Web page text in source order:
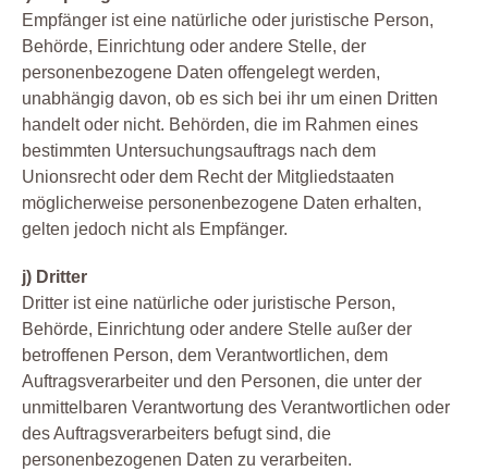
Empfänger ist eine natürliche oder juristische Person,
Behörde, Einrichtung oder andere Stelle, der
personenbezogene Daten offengelegt werden,
unabhängig davon, ob es sich bei ihr um einen Dritten
handelt oder nicht. Behörden, die im Rahmen eines
bestimmten Untersuchungsauftrags nach dem
Unionsrecht oder dem Recht der Mitgliedstaaten
möglicherweise personenbezogene Daten erhalten,
gelten jedoch nicht als Empfänger.
j) Dritter
Dritter ist eine natürliche oder juristische Person,
Behörde, Einrichtung oder andere Stelle außer der
betroffenen Person, dem Verantwortlichen, dem
Auftragsverarbeiter und den Personen, die unter der
unmittelbaren Verantwortung des Verantwortlichen oder
des Auftragsverarbeiters befugt sind, die
personenbezogenen Daten zu verarbeiten.